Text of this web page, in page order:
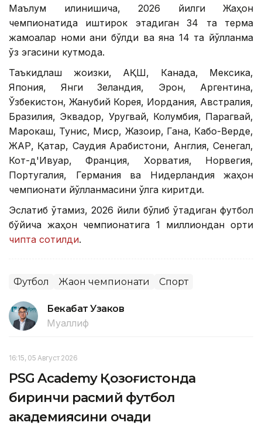
Маълум қилинишича, 2026 йилги Жаҳон
чемпионатида иштирок этадиган 34 та терма
жамоалар номи аниқ бўлди ва яна 14 та йўлланма
ўз эгасини кутмоқда.
Таъкидлаш жоизки, АҚШ, Канада, Мексика,
Япония, Янги Зеландия, Эрон, Аргентина,
Ўзбекистон, Жанубий Корея, Иордания, Австралия,
Бразилия, Эквадор, Уругвай, Колумбия, Парагвай,
Марокаш, Тунис, Миср, Жазоир, Гана, Кабо-Верде,
ЖАР, Қатар, Саудия Арабистони, Англия, Сенегал,
Кот-д'Ивуар, Франция, Хорватия, Норвегия,
Португалия, Германия ва Нидерландия жаҳон
чемпионати йўлланмасини қўлга киритди.
Эслатиб ўтамиз, 2026 йили бўлиб ўтадиган футбол
бўйича жаҳон чемпионатига 1 миллиондан ортиқ
чипта сотилди.
Футбол Жаҳон чемпионати Спорт
Бекабат Узаков
Муаллиф
16:15, 05 Август 2026
PSG Academy Қозоғистонда
биринчи расмий футбол
академиясини очади